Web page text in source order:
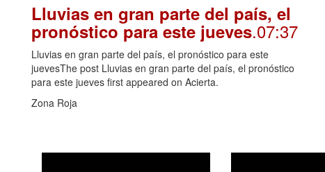
Lluvias en gran parte del país, el
pronóstico para este jueves.07:37
Lluvias en gran parte del país, el pronóstico para este
juevesThe post Lluvias en gran parte del país, el pronóstico
para este jueves first appeared on Acierta.
Zona Roja